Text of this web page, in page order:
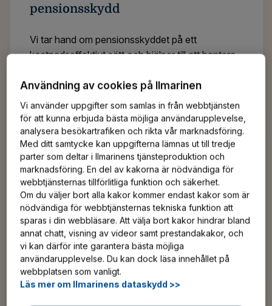
pensionsskydd
Vi tar hand om pensionsskyddet på ett
kostnadseffektivt sätt och hjälper till att hantera
Hållbara placeringar
Vi bidrar till att garantera det finländska
pensionssystemets hållbarhet från en generation
till nästa. Hållbarhet är en del av alla våra
placeringsbeslut.
Användning av cookies på Ilmarinen
Vi använder uppgifter som samlas in från webbtjänsten
för att kunna erbjuda bästa möjliga användarupplevelse,
analysera besökartrafiken och rikta vår marknadsföring.
Med ditt samtycke kan uppgifterna lämnas ut till tredje
parter som deltar i Ilmarinens tjänsteproduktion och
marknadsföring. En del av kakorna är nödvändiga för
webbtjänsternas tillförlitliga funktion och säkerhet.
Om du väljer bort alla kakor kommer endast kakor som är
nödvändiga för webbtjänsternas tekniska funktion att
sparas i din webbläsare. Att välja bort kakor hindrar bland
annat chatt, visning av videor samt prestandakakor, och
vi kan därför inte garantera bästa möjliga
användarupplevelse. Du kan dock läsa innehållet på
webbplatsen som vanligt.
Läs mer om Ilmarinens dataskydd >>